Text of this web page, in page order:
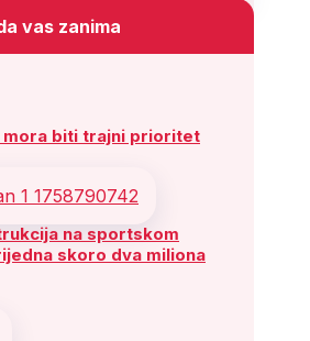
vas zanima
mora biti trajni prioritet
na sportskom
skoro dva miliona